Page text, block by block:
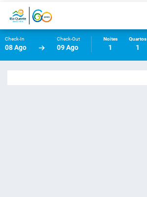
Check-In
08 Ago
Check-Out
09 Ago
Noites
1
Quartos
1